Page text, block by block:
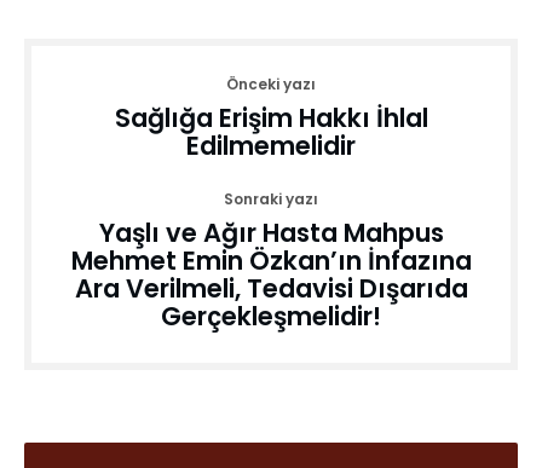
Önceki yazı
Sağlığa Erişim Hakkı İhlal
Edilmemelidir
Sonraki yazı
Yaşlı ve Ağır Hasta Mahpus
Mehmet Emin Özkan’ın İnfazına
Ara Verilmeli, Tedavisi Dışarıda
Gerçekleşmelidir!